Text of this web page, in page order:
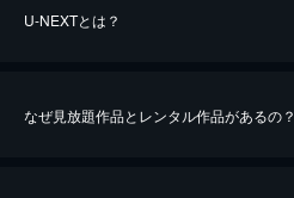
U-NEXTとは？
なぜ見放題作品とレンタル作品があるの？